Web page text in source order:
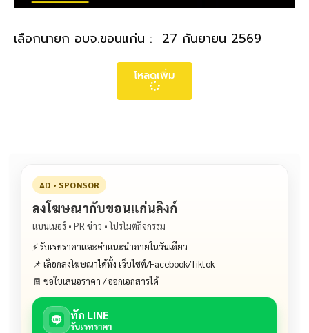
เลือกนายก อบจ.ขอนแก่น : 27 กันยายน 2569
โหลดเพิ่ม
AD • SPONSOR
ลงโฆษณากับขอนแก่นลิงก์
แบนเนอร์ • PR ข่าว • โปรโมตกิจกรรม
⚡ รับเรทราคาและคำแนะนำภายในวันเดียว
📌 เลือกลงโฆษณาได้ทั้ง เว็บไซต์/Facebook/Tiktok
🧾 ขอใบเสนอราคา / ออกเอกสารได้
ทัก LINE
รับเรทราคา